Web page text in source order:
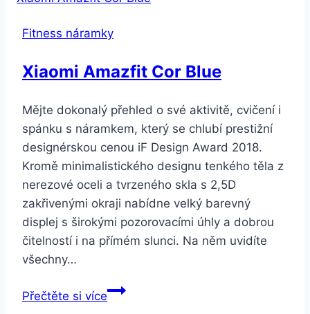
Fitness náramky
Xiaomi Amazfit Cor Blue
Mějte dokonalý přehled o své aktivitě, cvičení i
spánku s náramkem, který se chlubí prestižní
designérskou cenou iF Design Award 2018.
Kromě minimalistického designu tenkého těla z
nerezové oceli a tvrzeného skla s 2,5D
zakřivenými okraji nabídne velký barevný
displej s širokými pozorovacími úhly a dobrou
čitelností i na přímém slunci. Na něm uvidíte
všechny…
Přečtěte si víceXiaomi